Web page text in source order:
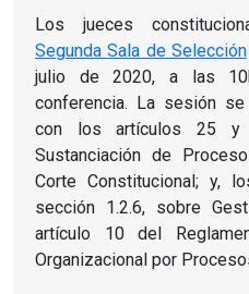
Los jueces
Segunda Sala de Selección
julio de 2020, a las
conferencia. La sesión
con los artículos 25 y
Sustanciación de
Corte Constitucional; y,
sección 1.2.6, sobre
artículo 10 del
Organizacional por